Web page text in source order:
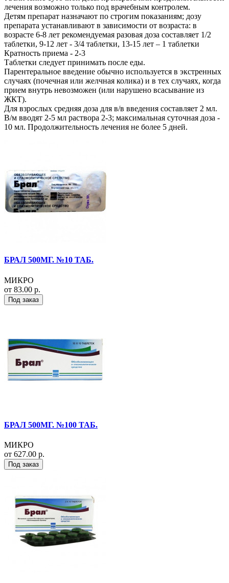
лечения возможно только под врачебным контролем.
Детям препарат назначают по строгим показаниям; дозу
препарата устанавливают в зависимости от возраста: в
возрасте 6-8 лет рекомендуемая разовая доза составляет 1/2
таблетки, 9-12 лет - 3/4 таблетки, 13-15 лет – 1 таблетки
Кратность приема - 2-3
Таблетки следует принимать после еды.
Парентеральное введение обычно используется в экстренных
случаях (почечная или желчная колика) и в тех случаях, когда
прием внутрь невозможен (или нарушено всасывание из
ЖКТ).
Для взрослых средняя доза для в/в введения составляет 2 мл.
В/м вводят 2-5 мл раствора 2-3; максимальная суточная доза -
10 мл. Продолжительность лечения не более 5 дней.
БРАЛ 500МГ. №10 ТАБ.
МИКРО
от 83.00 р.
Под заказ
БРАЛ 500МГ. №100 ТАБ.
МИКРО
от 627.00 р.
Под заказ